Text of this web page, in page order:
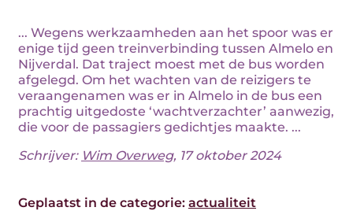
... Wegens werkzaamheden aan het spoor was er
enige tijd geen treinverbinding tussen Almelo en
Nijverdal. Dat traject moest met de bus worden
afgelegd. Om het wachten van de reizigers te
veraangenamen was er in Almelo in de bus een
prachtig uitgedoste ‘wachtverzachter’ aanwezig,
die voor de passagiers gedichtjes maakte. ...
Schrijver: Wim Overweg, 17 oktober 2024
Geplaatst in de categorie: actualiteit